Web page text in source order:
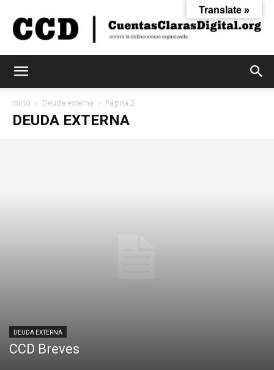
Inicio Deuda externa Página 2
DEUDA EXTERNA
DEUDA EXTERNA
CCD Breves
Translate »